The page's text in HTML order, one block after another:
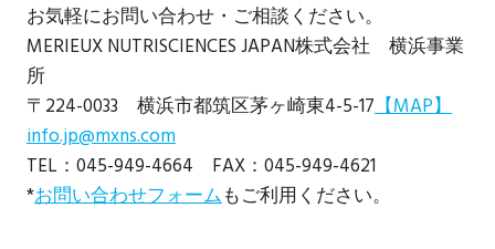
お気軽にお問い合わせ・ご相談ください。
MERIEUX NUTRISCIENCES JAPAN株式会社 横浜事業
所
〒224-0033 横浜市都筑区茅ヶ崎東4-5-17【MAP】
info.jp@mxns.com
TEL：045-949-4664 FAX：045-949-4621
*お問い合わせフォームもご利用ください。